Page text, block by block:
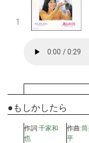
1
●もしかしたら
作詞:千家和
也
作曲:
平